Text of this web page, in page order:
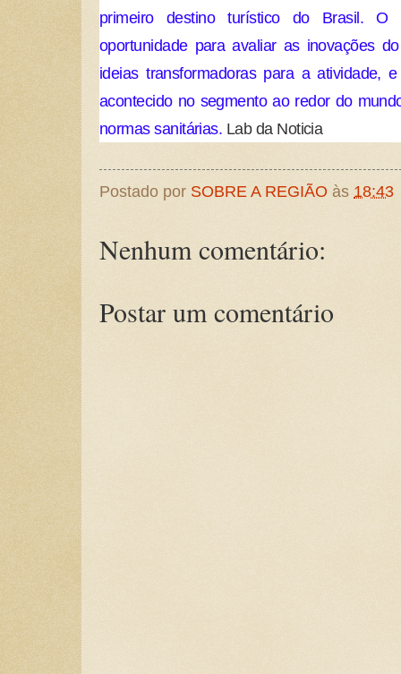
primeiro destino turístico do Brasil.
oportunidade para avaliar as inovações
ideias transformadoras para a atividade,
acontecido no segmento ao redor do
normas sanitárias. Lab da Noticia
Postado por SOBRE A REGIÃO às 18:43
Nenhum comentário:
Postar um comentário